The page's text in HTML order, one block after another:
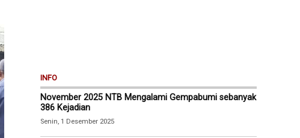
INFO
November 2025 NTB Mengalami Gempabumi sebanyak
386 Kejadian
Senin, 1 Desember 2025